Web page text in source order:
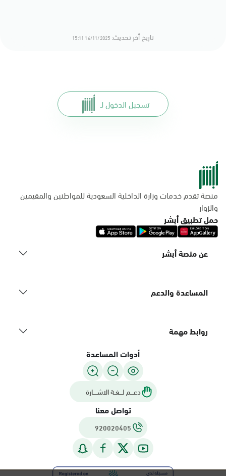
تاريخ أخر تحديث: 16/11/2025 15:11
تسجيل الدخول لـ
منصة تقدم خدمات وزارة الداخلية السعودية للمواطنين والمقيمين
والزوار
حمل تطبيق أبشر
عن منصة أبشر
المساعدة والدعم
روابط مهمة
أدوات المساعدة
دعـــم لـــغـة الاشــــارة
تواصل معنا
920020405